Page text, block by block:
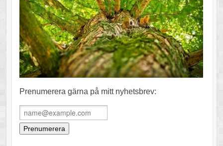
Prenumerera gärna på mitt nyhetsbrev: